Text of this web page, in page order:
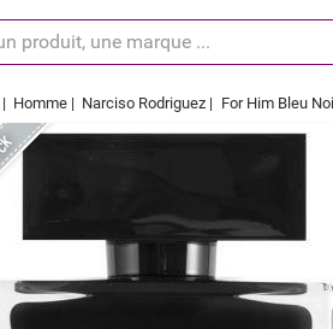
Femme
Homme
Unisex
Visage
Corps
Cheveux
Accessoires
Homme Narciso Rodriguez For Him Bleu